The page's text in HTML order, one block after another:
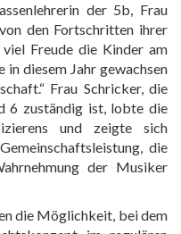
der 5b, Frau
den Fortschritten ihrer
Freude die Kinder am
in diesem Jahr gewachsen
Frau Schricker, die
6 zuständig ist, lobte die
und zeigte sich
die
der Musiker
die Möglichkeit, bei dem